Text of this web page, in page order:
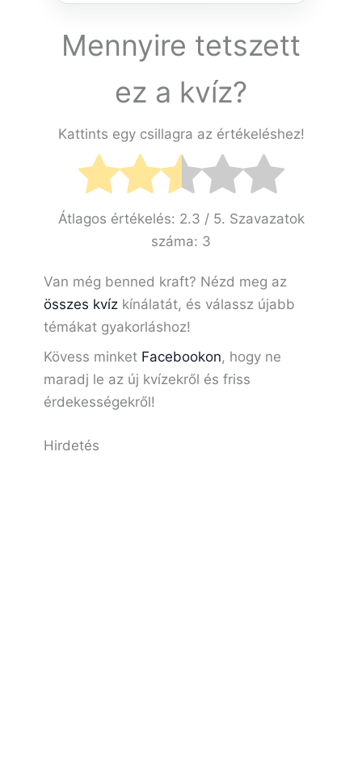
Mennyire tetszett
ez a kvíz?
Kattints egy csillagra az értékeléshez!
Átlagos értékelés: 2.3 / 5. Szavazatok
száma: 3
Van még benned kraft? Nézd meg az
összes kvíz kínálatát, és válassz újabb
témákat gyakorláshoz!
Kövess minket Facebookon, hogy ne
maradj le az új kvízekről és friss
érdekességekről!
Hirdetés